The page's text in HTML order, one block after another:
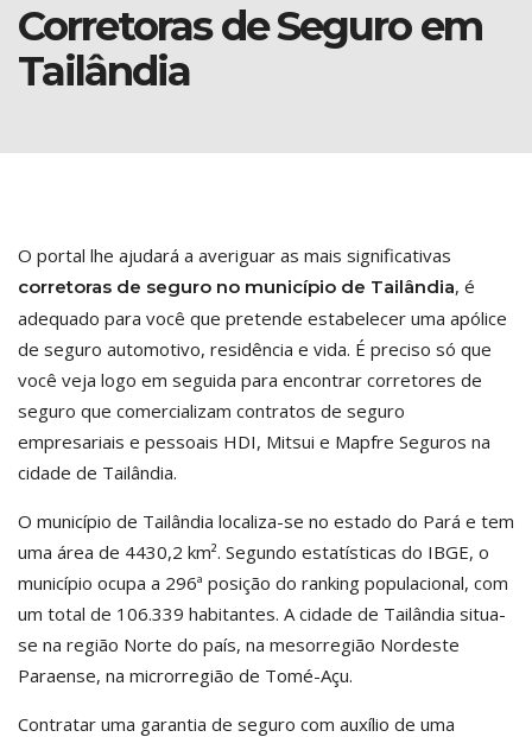
Corretoras de Seguro em
Tailândia
O portal lhe ajudará a averiguar as mais significativas
corretoras de seguro no município de Tailândia, é
adequado para você que pretende estabelecer uma apólice
de seguro automotivo, residência e vida. É preciso só que
você veja logo em seguida para encontrar corretores de
seguro que comercializam contratos de seguro
empresariais e pessoais HDI, Mitsui e Mapfre Seguros na
cidade de Tailândia.
O município de Tailândia localiza-se no estado do Pará e tem
uma área de 4430,2 km². Segundo estatísticas do IBGE, o
município ocupa a 296ª posição do ranking populacional, com
um total de 106.339 habitantes. A cidade de Tailândia situa-
se na região Norte do país, na mesorregião Nordeste
Paraense, na microrregião de Tomé-Açu.
Contratar uma garantia de seguro com auxílio de uma